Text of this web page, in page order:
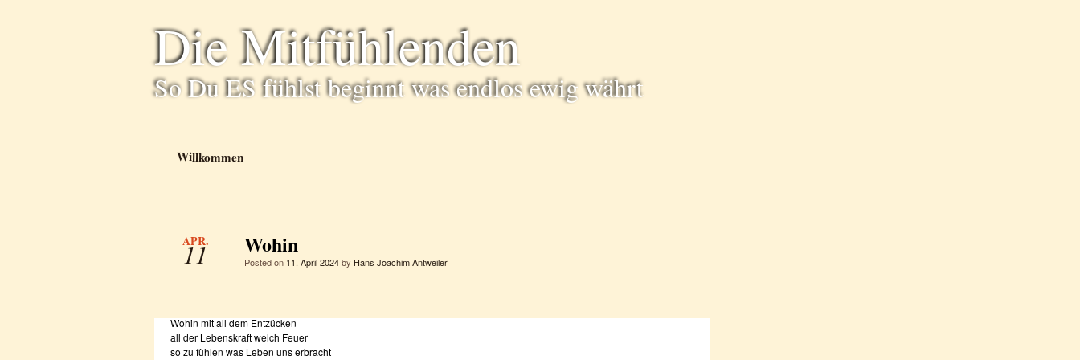
Die Mitfühlenden
So Du ES fühlst beginnt was endlos ewig währt
Willkommen
APR.
11 Wohin
Posted on 11. April 2024by Hans Joachim Antweiler
Wohin mit all dem Entzücken
all der Lebenskraft welch Feuer
so zu fühlen was Leben uns erbracht